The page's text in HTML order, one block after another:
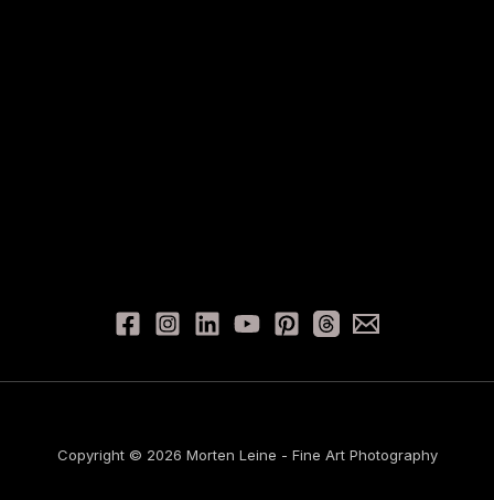
Copyright © 2026 Morten Leine - Fine Art Photography